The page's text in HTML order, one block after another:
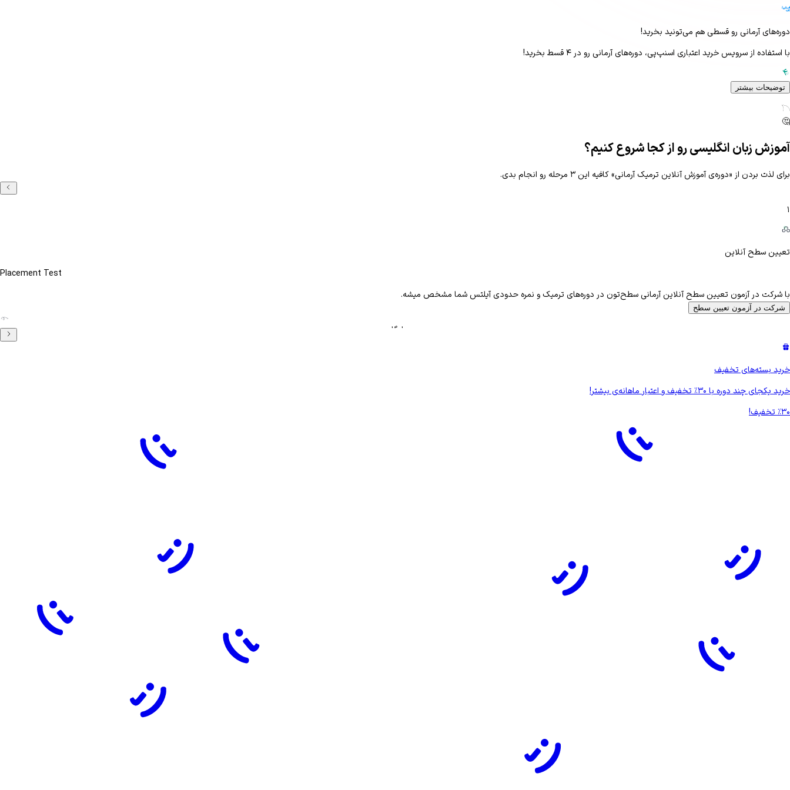
دوره‌های آرمانی رو قسطی هم می‌تونید بخرید!
با استفاده از سرویس خرید اعتباری اسنپ‌پی، دوره‌های آرمانی رو در ۴ قسط بخرید!
توضیحات بیشتر
🤔
آموزش زبان انگلیسی رو از کجا شروع کنیم؟
برای لذت بردن از «دوره‌ی آموزش آنلاین ترمیک آرمانی» کافیه این ۳ مرحله رو انجام بدی.
۱
تعیین سطح آنلاین
Placement Test
با شرکت در آزمون تعیین سطح آنلاین آرمانی سطح‌تون در دوره‌های ترمیک و نمره حدودی آیلتس شما مشخص میشه.
شرکت در آزمون تعیین سطح
رایگان
خرید بسته‌های تخفیف
خرید یکجای چند دوره با۳۰٪تخفیف و اعتبار ماهانه‌ی بیشتر!
۳۰‏٪تخفیف!